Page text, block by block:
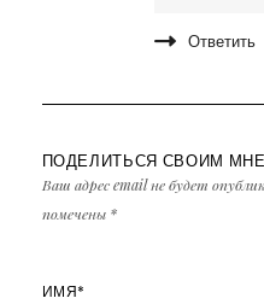
Ответить
ПОДЕЛИТЬСЯ СВОИМ
Ваш адрес email не будет
помечены *
ИМЯ*